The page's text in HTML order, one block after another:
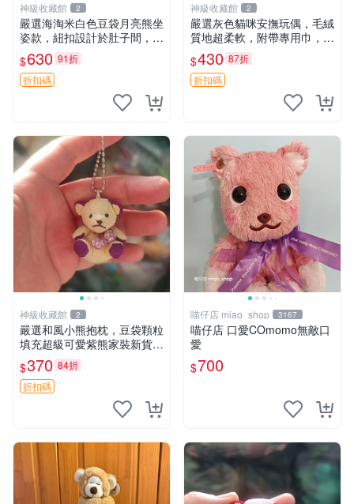
神級收藏館 2
嚴選海淘米白色豆袋月亮熊坐
姿款，紐扣設計於肚子間，觸
感柔軟，實用推薦。主頁60
包 月亮熊 豆袋 細節
$630 91折
折扣碼
神級收藏館 2
嚴選灰色貓咪安撫玩偶，毛絨
質地超柔軟，附帶專用巾，寶
寶入睡好幫手 貓咪、安撫玩
偶、新生兒
$430 87折
折扣碼
神級收藏館 2
嚴選和風小熊抱枕，豆袋顆粒
填充超級可愛紫熊家裝新貨
紫色抱枕 小熊掛飾 豆綁抱枕
$370 84折
折扣碼
喵仔店 miao_shop 3167
喵仔店 口愛COmomo無敵口
愛
$700